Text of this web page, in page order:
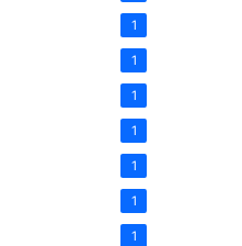
1
1
1
1
1
1
1